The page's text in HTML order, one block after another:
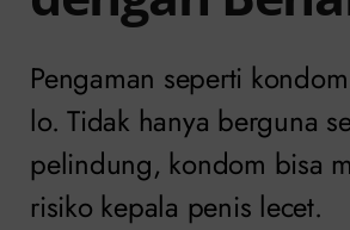
Pengaman seperti
lo. Tidak hanya berguna
pelindung, kondom bisa
risiko kepala penis lecet.